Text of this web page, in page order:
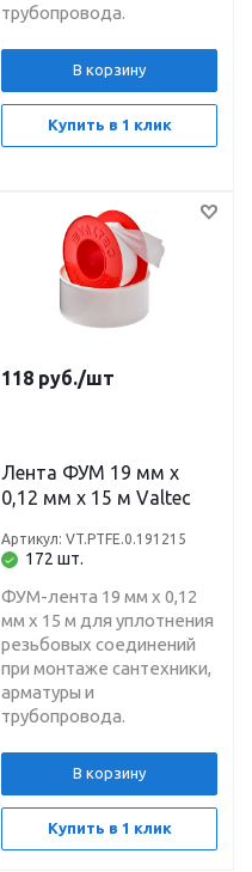
трубопровода.
В корзину
Купить в 1 клик
118 руб./шт
Лента ФУМ 19 мм х
0,12 мм х 15 м Valtec
172 шт.
Артикул: VT.PTFE.0.191215
ФУМ-лента 19 мм х 0,12
мм х 15 м для уплотнения
резьбовых соединений
при монтаже сантехники,
арматуры и
трубопровода.
В корзину
Купить в 1 клик